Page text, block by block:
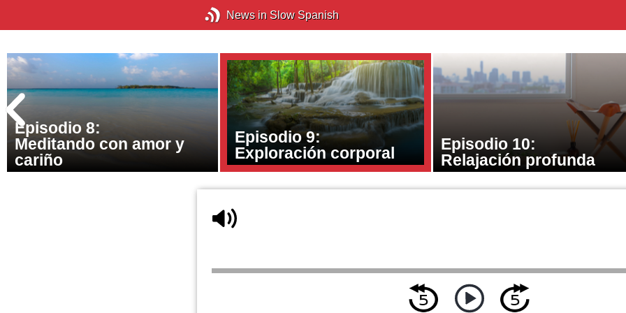
News in Slow Spanish
Episodio 8:
Meditando con amor y
cariño
Episodio 9:
Exploración corporal
Episodio 10:
Relajación profunda